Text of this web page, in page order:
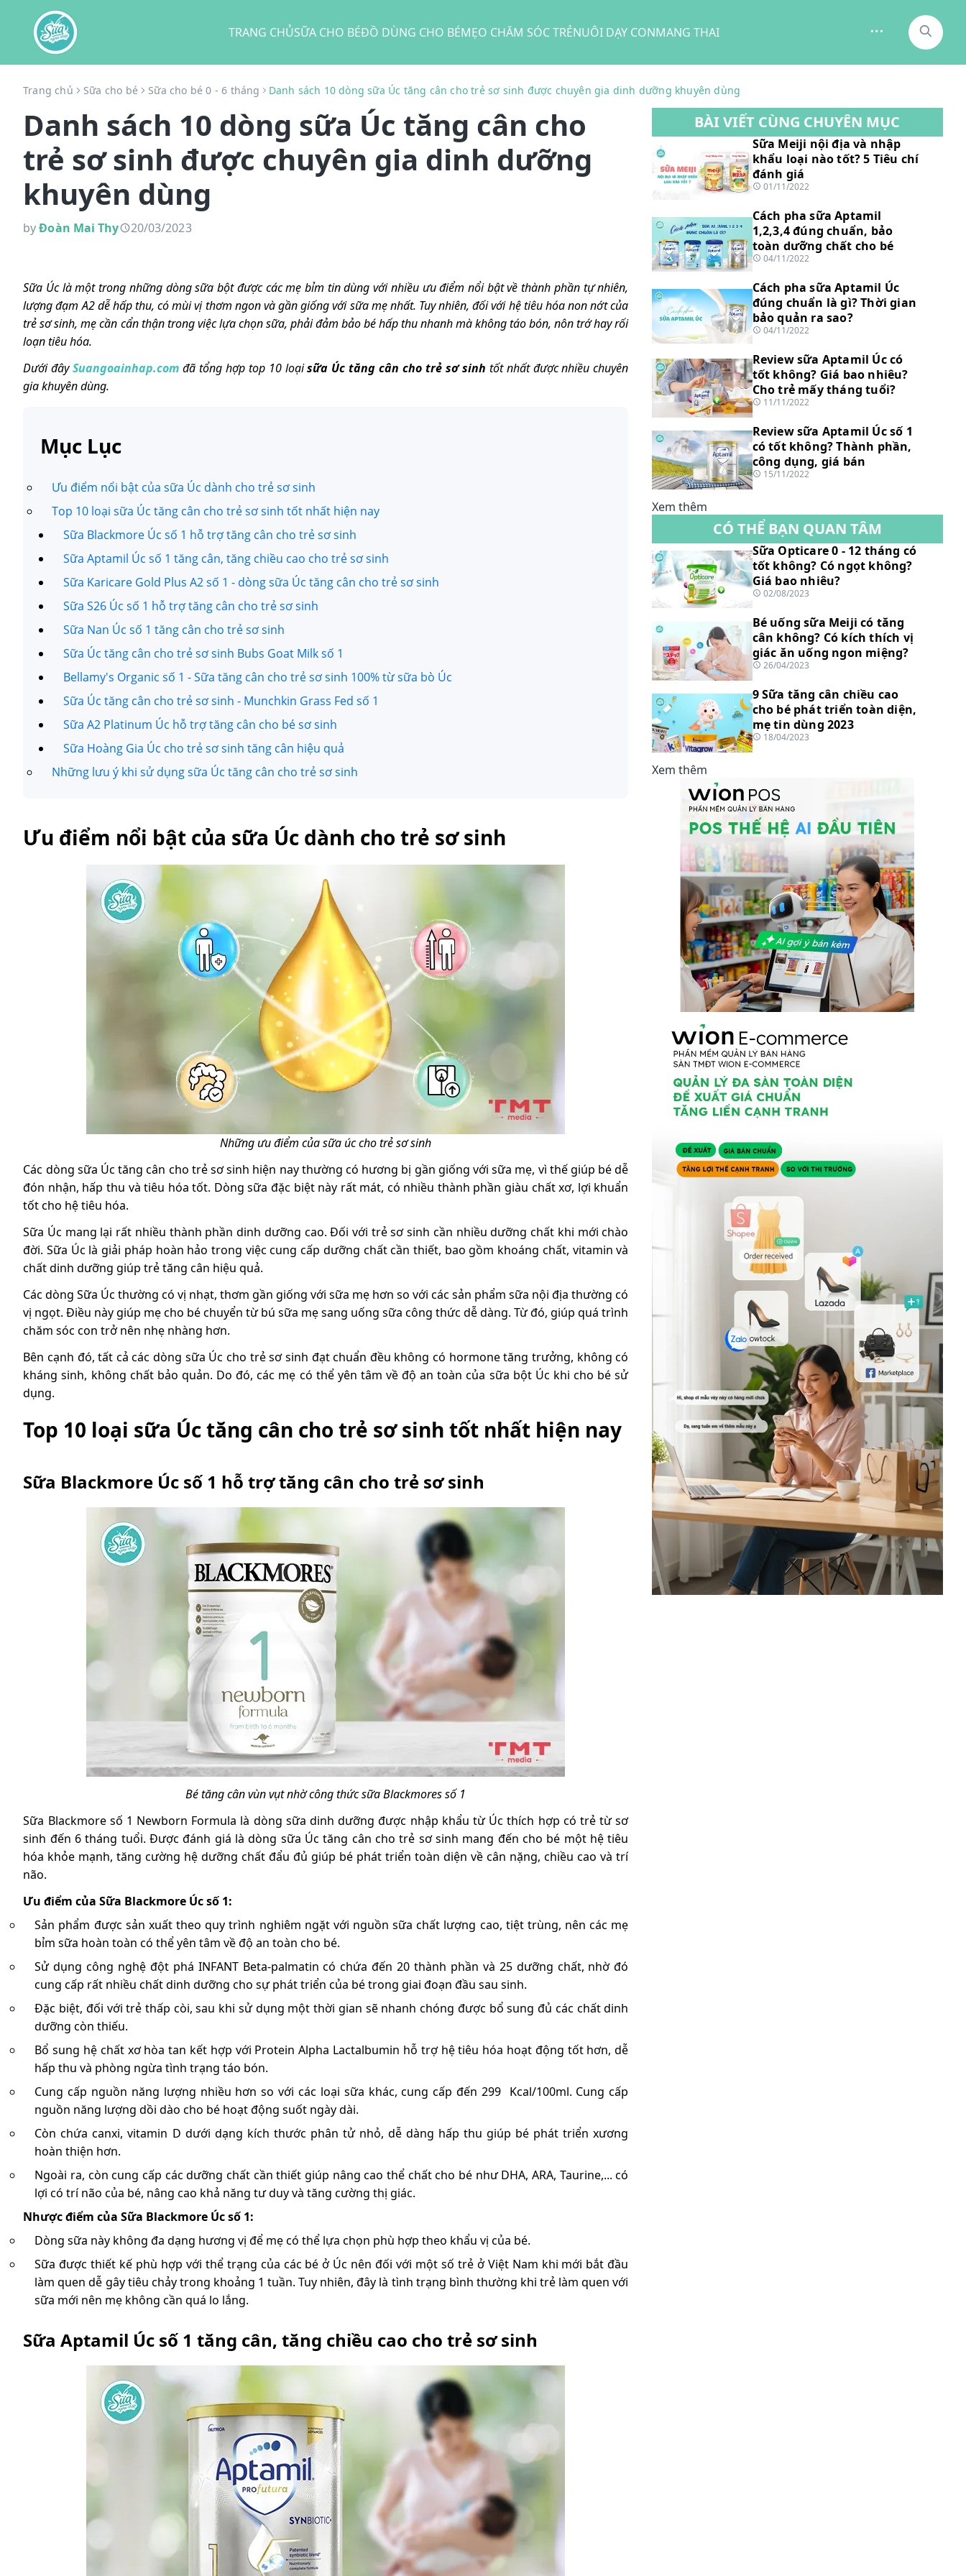
TRANG CHỦSỮA CHO BÉĐỒ DÙNG CHO BÉMẸO CHĂM SÓC TRẺNUÔI DẠY CONMANG THAI
Trang chủ Sữa cho bé Sữa cho bé 0 - 6 tháng Danh sách 10 dòng sữa Úc tăng cân cho trẻ sơ sinh được chuyên gia dinh dưỡng khuyên dùng
Danh sách 10 dòng sữa Úc tăng cân cho
trẻ sơ sinh được chuyên gia dinh dưỡng
khuyên dùng
byĐoàn Mai Thy 20/03/2023
Sữa Úc là một trong những dòng sữa bột được các mẹ bỉm tin dùng với nhiều ưu điểm nổi bật về thành phần tự nhiên,
lượng đạm A2 dễ hấp thu, có mùi vị thơm ngon và gần giống với sữa mẹ nhất. Tuy nhiên, đối với hệ tiêu hóa non nớt của
trẻ sơ sinh, mẹ cần cẩn thận trong việc lựa chọn sữa, phải đảm bảo bé hấp thu nhanh mà không táo bón, nôn trớ hay rối
loạn tiêu hóa.
Dưới đâySuangoainhap.com đã tổng hợp top 10 loạisữa Úc tăng cân cho trẻ sơ sinh tốt nhất được nhiều chuyên
gia khuyên dùng.
Mục Lục
Ưu điểm nổi bật của sữa Úc dành cho trẻ sơ sinh
Top 10 loại sữa Úc tăng cân cho trẻ sơ sinh tốt nhất hiện nay
Sữa Blackmore Úc số 1 hỗ trợ tăng cân cho trẻ sơ sinh
Sữa Aptamil Úc số 1 tăng cân, tăng chiều cao cho trẻ sơ sinh
Sữa Karicare Gold Plus A2 số 1 - dòng sữa Úc tăng cân cho trẻ sơ sinh
Sữa S26 Úc số 1 hỗ trợ tăng cân cho trẻ sơ sinh
Sữa Nan Úc số 1 tăng cân cho trẻ sơ sinh
Sữa Úc tăng cân cho trẻ sơ sinh Bubs Goat Milk số 1
Bellamy's Organic số 1 - Sữa tăng cân cho trẻ sơ sinh 100% từ sữa bò Úc
Sữa Úc tăng cân cho trẻ sơ sinh - Munchkin Grass Fed số 1
Sữa A2 Platinum Úc hỗ trợ tăng cân cho bé sơ sinh
Sữa Hoàng Gia Úc cho trẻ sơ sinh tăng cân hiệu quả
Những lưu ý khi sử dụng sữa Úc tăng cân cho trẻ sơ sinh
Ưu điểm nổi bật của sữa Úc dành cho trẻ sơ sinh
Những ưu điểm của sữa úc cho trẻ sơ sinh
Các dòng sữa Úc tăng cân cho trẻ sơ sinh hiện nay thường có hương bị gần giống với sữa mẹ, vì thế giúp bé dễ
đón nhận, hấp thu và tiêu hóa tốt. Dòng sữa đặc biệt này rất mát, có nhiều thành phần giàu chất xơ, lợi khuẩn
tốt cho hệ tiêu hóa.
Sữa Úc mang lại rất nhiều thành phần dinh dưỡng cao. Đối với trẻ sơ sinh cần nhiều dưỡng chất khi mới chào
đời. Sữa Úc là giải pháp hoàn hảo trong việc cung cấp dưỡng chất cần thiết, bao gồm khoáng chất, vitamin và
chất dinh dưỡng giúp trẻ tăng cân hiệu quả.
Các dòng Sữa Úc thường có vị nhạt, thơm gần giống với sữa mẹ hơn so với các sản phẩm sữa nội địa thường có
vị ngọt. Điều này giúp mẹ cho bé chuyển từ bú sữa mẹ sang uống sữa công thức dễ dàng. Từ đó, giúp quá trình
chăm sóc con trở nên nhẹ nhàng hơn.
Bên cạnh đó, tất cả các dòng sữa Úc cho trẻ sơ sinh đạt chuẩn đều không có hormone tăng trưởng, không có
kháng sinh, không chất bảo quản. Do đó, các mẹ có thể yên tâm về độ an toàn của sữa bột Úc khi cho bé sử
dụng.
Top 10 loại sữa Úc tăng cân cho trẻ sơ sinh tốt nhất hiện nay
Sữa Blackmore Úc số 1 hỗ trợ tăng cân cho trẻ sơ sinh
Bé tăng cân vùn vụt nhờ công thức sữa Blackmores số 1
Sữa Blackmore số 1 Newborn Formula là dòng sữa dinh dưỡng được nhập khẩu từ Úc thích hợp có trẻ từ sơ
sinh đến 6 tháng tuổi. Được đánh giá là dòng sữa Úc tăng cân cho trẻ sơ sinh mang đến cho bé một hệ tiêu
hóa khỏe mạnh, tăng cường hệ dưỡng chất đẩu đủ giúp bé phát triển toàn diện về cân nặng, chiều cao và trí
não.
Ưu điểm của Sữa Blackmore Úc số 1:
Sản phẩm được sản xuất theo quy trình nghiêm ngặt với nguồn sữa chất lượng cao, tiệt trùng, nên các mẹ
bỉm sữa hoàn toàn có thể yên tâm về độ an toàn cho bé.
Sử dụng công nghệ đột phá INFANT Beta-palmatin có chứa đến 20 thành phần và 25 dưỡng chất, nhờ đó
cung cấp rất nhiều chất dinh dưỡng cho sự phát triển của bé trong giai đoạn đầu sau sinh.
Đặc biệt, đối với trẻ thấp còi, sau khi sử dụng một thời gian sẽ nhanh chóng được bổ sung đủ các chất dinh
dưỡng còn thiếu.
Bổ sung hệ chất xơ hòa tan kết hợp với Protein Alpha Lactalbumin hỗ trợ hệ tiêu hóa hoạt động tốt hơn, dễ
hấp thu và phòng ngừa tình trạng táo bón.
Cung cấp nguồn năng lượng nhiều hơn so với các loại sữa khác, cung cấp đến 299 Kcal/100ml. Cung cấp
nguồn năng lượng dồi dào cho bé hoạt động suốt ngày dài.
Còn chứa canxi, vitamin D dưới dạng kích thước phân tử nhỏ, dễ dàng hấp thu giúp bé phát triển xương
hoàn thiện hơn.
Ngoài ra, còn cung cấp các dưỡng chất cần thiết giúp nâng cao thể chất cho bé như DHA, ARA, Taurine,... có
lợi có trí não của bé, nâng cao khả năng tư duy và tăng cường thị giác.
Nhược điểm của Sữa Blackmore Úc số 1:
Dòng sữa này không đa dạng hương vị để mẹ có thể lựa chọn phù hợp theo khẩu vị của bé.
Sữa được thiết kế phù hợp với thể trạng của các bé ở Úc nên đối với một số trẻ ở Việt Nam khi mới bắt đầu
làm quen dễ gây tiêu chảy trong khoảng 1 tuần. Tuy nhiên, đây là tình trạng bình thường khi trẻ làm quen với
sữa mới nên mẹ không cần quá lo lắng.
Sữa Aptamil Úc số 1 tăng cân, tăng chiều cao cho trẻ sơ sinh
BÀI VIẾT CÙNG CHUYÊN MỤC
Sữa Meiji nội địa và nhập
khẩu loại nào tốt? 5 Tiêu chí
đánh giá
01/11/2022
Cách pha sữa Aptamil
1,2,3,4 đúng chuẩn, bảo
toàn dưỡng chất cho bé
04/11/2022
Cách pha sữa Aptamil Úc
đúng chuẩn là gì? Thời gian
bảo quản ra sao?
04/11/2022
Review sữa Aptamil Úc có
tốt không? Giá bao nhiêu?
Cho trẻ mấy tháng tuổi?
11/11/2022
Review sữa Aptamil Úc số 1
có tốt không? Thành phần,
công dụng, giá bán
15/11/2022
Xem thêm
CÓ THỂ BẠN QUAN TÂM
Sữa Opticare 0 - 12 tháng có
tốt không? Có ngọt không?
Giá bao nhiêu?
02/08/2023
Bé uống sữa Meiji có tăng
cân không? Có kích thích vị
giác ăn uống ngon miệng?
26/04/2023
9 Sữa tăng cân chiều cao
cho bé phát triển toàn diện,
mẹ tin dùng 2023
18/04/2023
Xem thêm